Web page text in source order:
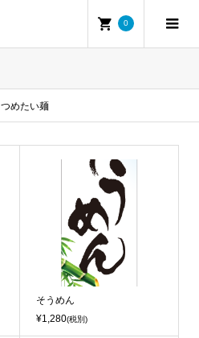
0
つめたい麺
そうめん
¥1,280(税別)